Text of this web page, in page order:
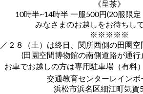
《呈茶》
10時半~14時半 一服500円(20服限
みなさまのお越しをお待ちし
※※※※※
２８（土）は終日、関所西側の田園
(田園空間博物館の南側道路が通行
お車でお越しの方は専用駐車場（有料
交通教育センターレインボ
浜松市浜名区細江町気賀